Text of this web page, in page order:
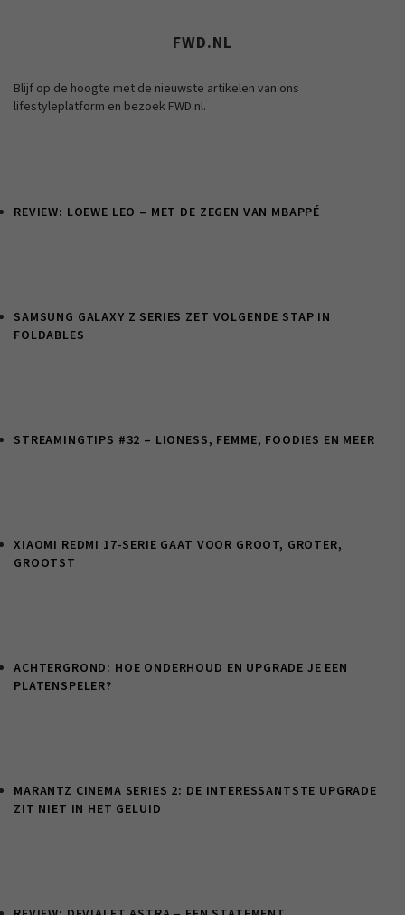
FWD.NL
Blijf op de hoogte met de nieuwste artikelen van ons
lifestyleplatform en bezoek FWD.nl.
REVIEW: LOEWE LEO – MET DE ZEGEN VAN MBAPPÉ
SAMSUNG GALAXY Z SERIES ZET VOLGENDE STAP IN
FOLDABLES
STREAMINGTIPS #32 – LIONESS, FEMME, FOODIES EN MEER
XIAOMI REDMI 17-SERIE GAAT VOOR GROOT, GROTER,
GROOTST
ACHTERGROND: HOE ONDERHOUD EN UPGRADE JE EEN
PLATENSPELER?
MARANTZ CINEMA SERIES 2: DE INTERESSANTSTE UPGRADE
ZIT NIET IN HET GELUID